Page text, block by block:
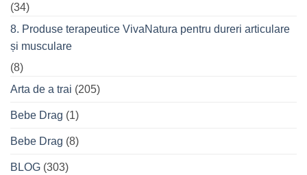
(34)
8. Produse terapeutice VivaNatura pentru dureri articulare
și musculare
(8)
Arta de a trai (205)
Bebe Drag (1)
Bebe Drag (8)
BLOG (303)